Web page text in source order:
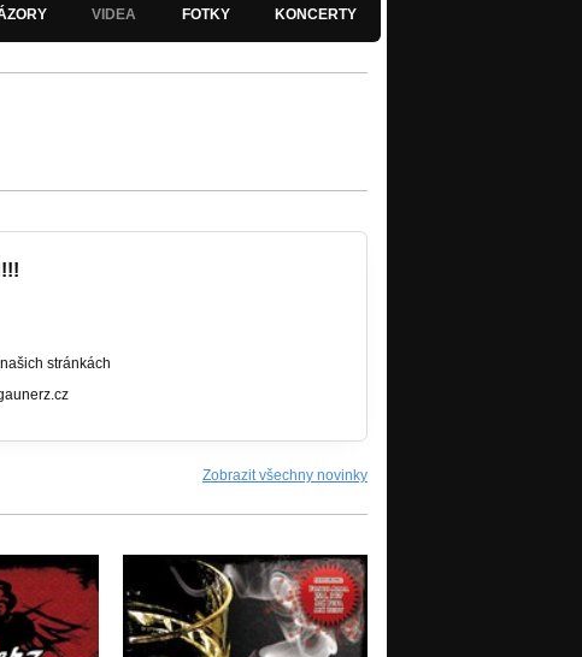
VIDEA FOTKY KONCERTY
stránkách
Zobrazit všechny novinky